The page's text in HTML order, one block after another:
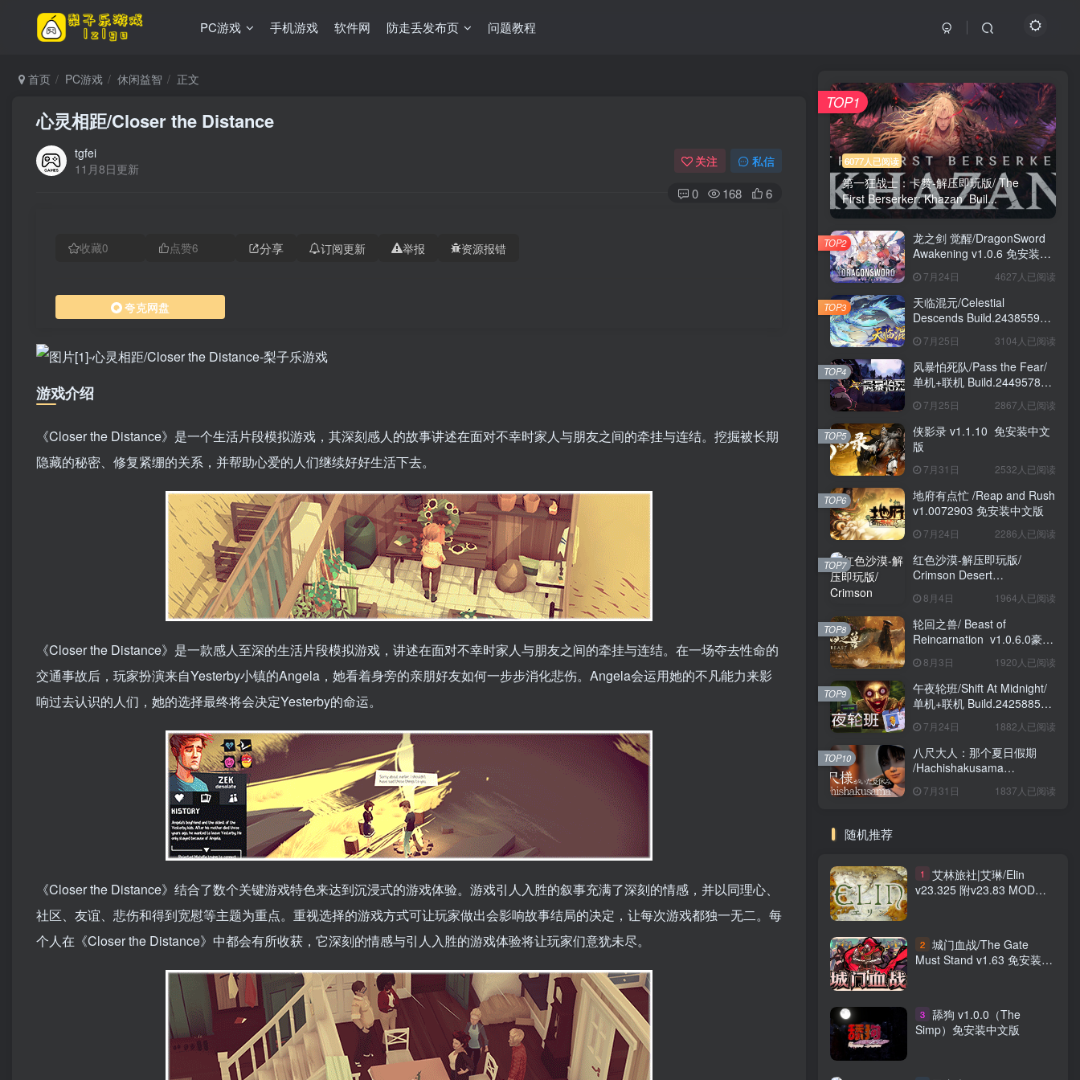
PC游戏 手机游戏 软件网 防走丢发布页 问题教程
首页 PC游戏 休闲益智 正文
心灵相距/Closer the Distance
tgfei
11月8日更新
关注 私信
0 168 6
收藏0 点赞6 分享 订阅更新 举报 资源报错
夸克网盘
游戏介绍
《Closer the Distance》是一个生活片段模拟游戏，其深刻感人的故事讲述在面对不幸时家人与朋友之间的牵挂与连结。挖掘被长期
隐藏的秘密、修复紧绷的关系，并帮助心爱的人们继续好好生活下去。
《Closer the Distance》是一款感人至深的生活片段模拟游戏，讲述在面对不幸时家人与朋友之间的牵挂与连结。在一场夺去性命的
交通事故后，玩家扮演来自Yesterby小镇的Angela，她看着身旁的亲朋好友如何一步步消化悲伤。Angela会运用她的不凡能力来影
响过去认识的人们，她的选择最终将会决定Yesterby的命运。
《Closer the Distance》结合了数个关键游戏特色来达到沉浸式的游戏体验。游戏引人入胜的叙事充满了深刻的情感，并以同理心、
社区、友谊、悲伤和得到宽慰等主题为重点。重视选择的游戏方式可让玩家做出会影响故事结局的决定，让每次游戏都独一无二。每
个人在《Closer the Distance》中都会有所收获，它深刻的情感与引人入胜的游戏体验将让玩家们意犹未尽。
6077人已阅读
第一狂战士：卡赞-解压即玩版/ The
First Berserker: Khazan Buil...
TOP1
龙之剑 觉醒/DragonSword
Awakening v1.0.6 免安装中
7月24日 4627人已阅读
TOP2
天临混元/Celestial
Descends Build.24385591
7月25日 3104人已阅读
TOP3
风暴怕死队/Pass the Fear/
单机+联机 Build.24495782
7月25日 2867人已阅读
TOP4
侠影录 v1.1.10 免安装中文
版
7月31日 2532人已阅读
TOP5
地府有点忙 /Reap and Rush
v1.0072903 免安装中文版
7月24日 2286人已阅读
TOP6
红色沙漠-解压即玩版/
Crimson Desert
安装中文版
8月4日 1964人已阅读
TOP7
轮回之兽/ Beast of
Reincarnation v1.0.6.0豪华
8月3日 1920人已阅读
TOP8
午夜轮班/Shift At Midnight/
单机+联机 Build.24258857
7月24日 1882人已阅读
TOP9
八尺大人：那个夏日假期
/Hachishakusama
版 7月31日 1837人已阅读
TOP10
随机推荐
1
艾林旅社|艾琳/Elin
v23.325 附v23.83 MOD整
2 城门血战/The Gate
Must Stand v1.63 免安装中
3 舔狗 v1.0.0（The
Simp）免安装中文版